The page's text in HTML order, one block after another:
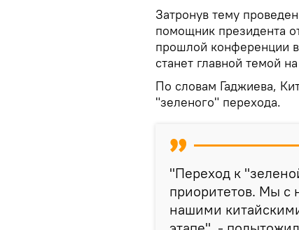
Затронув тему
помощник президента
прошлой конференции
станет главной темой
По словам Гаджиева,
"зеленого" перехода.
"Переход к
приоритетов. Мы с
нашими